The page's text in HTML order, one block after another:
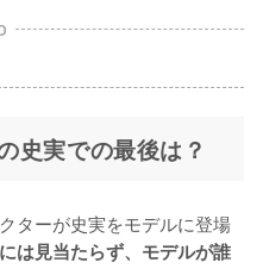
史実での最後は？
ターが史実をモデルに登場
は見当たらず、モデルが誰